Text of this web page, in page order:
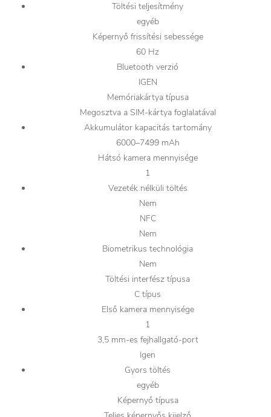
Töltési teljesítmény
egyéb
Képernyő frissítési sebessége
60 Hz
Bluetooth verzió
IGEN
Memóriakártya típusa
Megosztva a SIM-kártya foglalatával
Akkumulátor kapacitás tartomány
6000–7499 mAh
Hátsó kamera mennyisége
1
Vezeték nélküli töltés
Nem
NFC
Nem
Biometrikus technológia
Nem
Töltési interfész típusa
C típus
Első kamera mennyisége
1
3,5 mm-es fejhallgató-port
Igen
Gyors töltés
egyéb
Képernyő típusa